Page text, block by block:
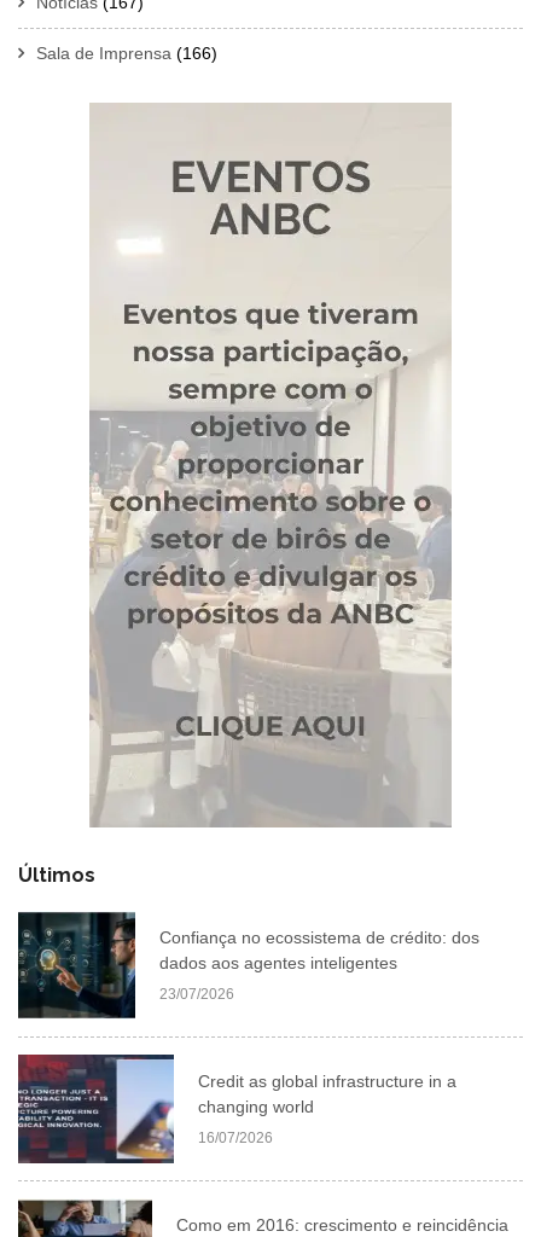
Sala de Imprensa (166)
Últimos
Confiança no ecossistema de crédito: dos
dados aos agentes inteligentes
23/07/2026
Credit as global infrastructure in a
changing world
16/07/2026
Como em 2016: crescimento e reincidência